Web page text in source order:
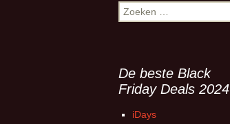
Zoeken
naar:
De beste Black
Friday Deals 2024
iDays